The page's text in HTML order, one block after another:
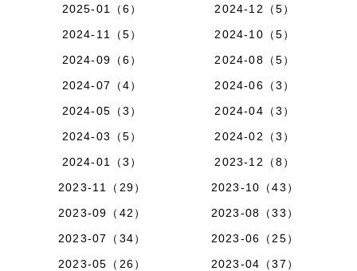
2025-01（6）
2024-12（5）
2024-11（5）
2024-10（5）
2024-09（6）
2024-08（5）
2024-07（4）
2024-06（3）
2024-05（3）
2024-04（3）
2024-03（5）
2024-02（3）
2024-01（3）
2023-12（8）
2023-11（29）
2023-10（43）
2023-09（42）
2023-08（33）
2023-07（34）
2023-06（25）
2023-05（26）
2023-04（37）